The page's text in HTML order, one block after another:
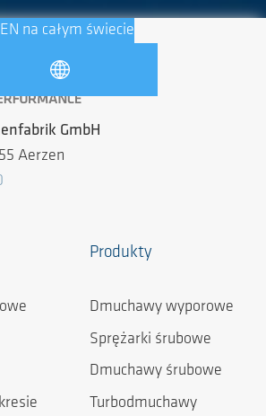
na całym świecie
GmbH
Aerzen
Produkty
Dmuchawy wyporowe
Sprężarki śrubowe
Dmuchawy śrubowe
Turbodmuchawy